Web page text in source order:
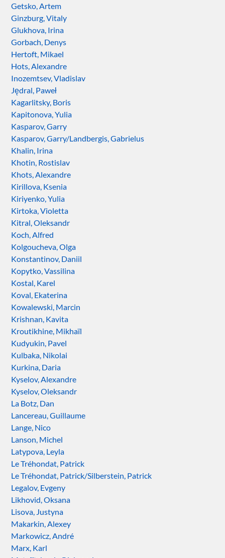
Getsko, Artem
Ginzburg, Vitaly
Glukhova, Irina
Gorbach, Denys
Hertoft, Mikael
Hots, Alexandre
Inozemtsev, Vladislav
Jędral, Paweł
Kagarlitsky, Boris
Kapitonova, Yulia
Kasparov, Garry
Kasparov, Garry/Landbergis, Gabrielus
Khalin, Irina
Khotin, Rostislav
Khots, Alexandre
Kirillova, Ksenia
Kiriyenko, Yulia
Kirtoka, Violetta
Kitral, Oleksandr
Koch, Alfred
Kolgoucheva, Olga
Konstantinov, Daniil
Kopytko, Vassilina
Kostal, Karel
Koval, Ekaterina
Kowalewski, Marcin
Krishnan, Kavita
Kroutikhine, Mikhaïl
Kudyukin, Pavel
Kulbaka, Nikolai
Kurkina, Daria
Kyselov, Alexandre
Kyselov, Oleksandr
La Botz, Dan
Lancereau, Guillaume
Lange, Nico
Lanson, Michel
Latypova, Leyla
Le Tréhondat, Patrick
Le Tréhondat, Patrick/Silberstein, Patrick
Legalov, Evgeny
Likhovid, Oksana
Lisova, Justyna
Makarkin, Alexey
Markowicz, André
Marx, Karl